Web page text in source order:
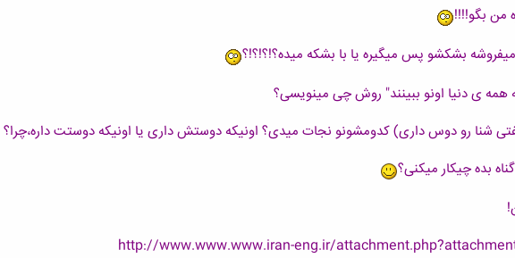
http://www.www.www.iran-eng.ir/